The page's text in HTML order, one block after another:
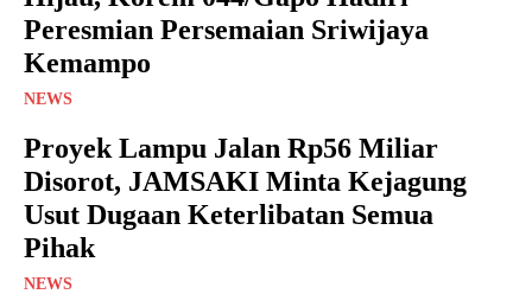
Peresmian Persemaian Sriwijaya
Kemampo
NEWS
Proyek Lampu Jalan Rp56 Miliar
Disorot, JAMSAKI Minta Kejagung
Usut Dugaan Keterlibatan Semua
Pihak
NEWS